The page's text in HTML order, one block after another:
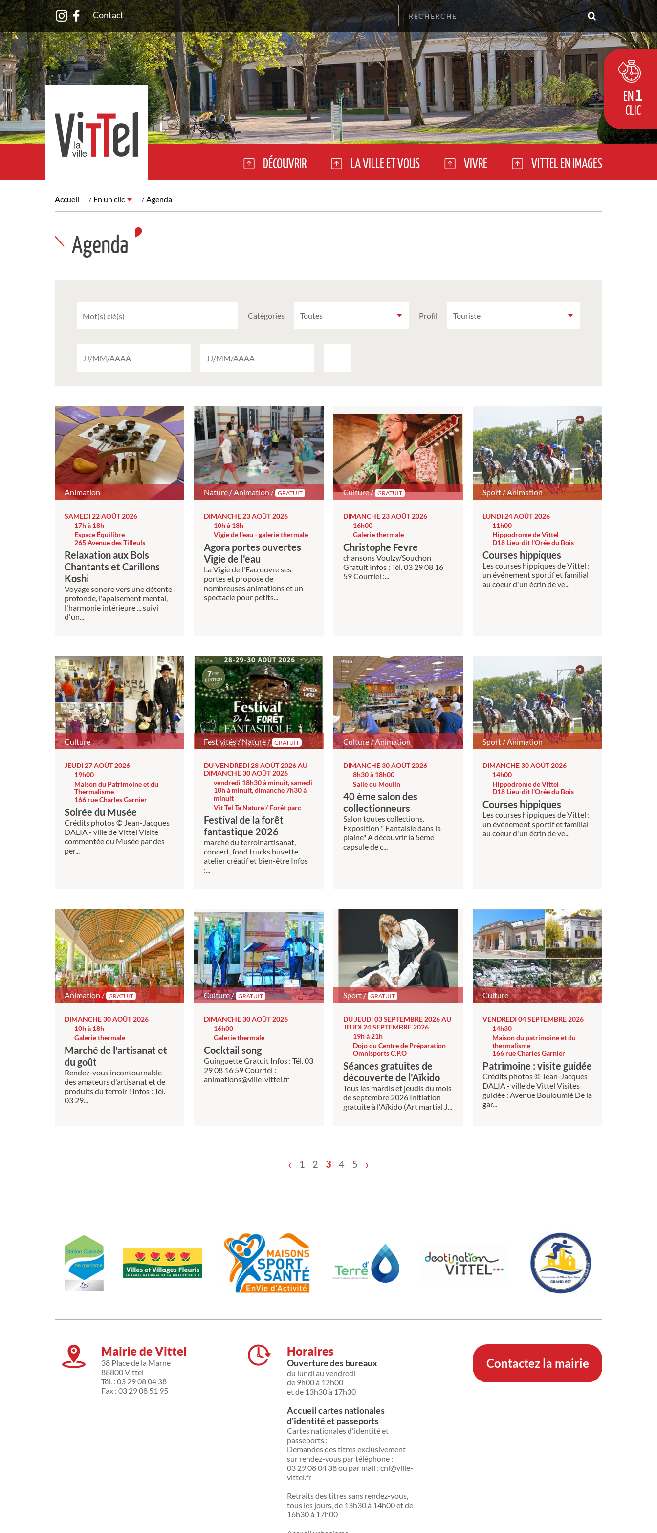
DÉCOUVRIR LA VILLE ET VOUS VIVRE VITTEL EN IMAGES
Contact
EN1
CLIC
Accueil En un clic Agenda
Agenda
Catégories Profil
Animation
SAMEDI 22 AOÛT 2026
17h à 18h
Espace Équilibre
265 Avenue des Tilleuls
Relaxation aux Bols
Chantants et Carillons
Koshi
Voyage sonore vers une détente
profonde, l'apaisement mental,
l'harmonie intérieure ... suivi
d'un...
Nature / Animation / GRATUIT
DIMANCHE 23 AOÛT 2026
10h à 18h
Vigie de l'eau - galerie thermale
Agora portes ouvertes
Vigie de l'eau
La Vigie de l'Eau ouvre ses
portes et propose de
nombreuses animations et un
spectacle pour petits...
Culture / GRATUIT
DIMANCHE 23 AOÛT 2026
16h00
Galerie thermale
Christophe Fevre
chansons Voulzy/Souchon
Gratuit Infos : Tél. 03 29 08 16
59 Courriel :...
Sport / Animation
LUNDI 24 AOÛT 2026
11h00
Hippodrome de Vittel
D18 Lieu-dit l'Orée du Bois
Courses hippiques
Les courses hippiques de Vittel :
un événement sportif et familial
au coeur d'un écrin de ve...
Culture
JEUDI 27 AOÛT 2026
19h00
Maison du Patrimoine et du
Thermalisme
166 rue Charles Garnier
Soirée du Musée
Crédits photos © Jean-Jacques
DALIA - ville de Vittel Visite
commentée du Musée par des
per...
Festivités / Nature / GRATUIT
DU VENDREDI 28 AOÛT 2026 AU
DIMANCHE 30 AOÛT 2026
vendredi 18h30 à minuit, samedi
10h à minuit, dimanche 7h30 à
minuit
Vit Tel Ta Nature / Forêt parc
Festival de la forêt
fantastique 2026
marché du terroir artisanat,
concert, food trucks buvette
atelier créatif et bien-être Infos
:...
Culture / Animation
DIMANCHE 30 AOÛT 2026
8h30 à 18h00
Salle du Moulin
40 ème salon des
collectionneurs
Salon toutes collections.
Exposition " Fantaisie dans la
plaine" A découvrir la 5ème
capsule de c...
Sport / Animation
DIMANCHE 30 AOÛT 2026
14h00
Hippodrome de Vittel
D18 Lieu-dit l'Orée du Bois
Courses hippiques
Les courses hippiques de Vittel :
un événement sportif et familial
au coeur d'un écrin de ve...
Animation / GRATUIT
DIMANCHE 30 AOÛT 2026
10h à 18h
Galerie thermale
Marché de l'artisanat et
du goût
Rendez-vous incontournable
des amateurs d'artisanat et de
produits du terroir ! Infos : Tél.
03 29...
Culture / GRATUIT
DIMANCHE 30 AOÛT 2026
16h00
Galerie thermale
Cocktail song
Guinguette Gratuit Infos : Tél. 03
29 08 16 59 Courriel :
animations@ville-vittel.fr
Sport / GRATUIT
DU JEUDI 03 SEPTEMBRE 2026 AU
JEUDI 24 SEPTEMBRE 2026
19h à 21h
Dojo du Centre de Préparation
Omnisports C.P.O
Séances gratuites de
découverte de l'Aïkido
Tous les mardis et jeudis du mois
de septembre 2026 Initiation
gratuite à l'Aïkido (Art martial J...
Culture
VENDREDI 04 SEPTEMBRE 2026
14h30
Maison du patrimoine et du
thermalisme
166 rue Charles Garnier
Patrimoine : visite guidée
Crédits photos © Jean-Jacques
DALIA - ville de Vittel Visites
guidée : Avenue Bouloumié De la
gar...
‹ 1 2 3 4 5 ›
Mairie de Vittel
38 Place de la Marne
88800 Vittel
Tél. : 03 29 08 04 38
Fax : 03 29 08 51 95
Horaires
Ouverture des bureaux
du lundi au vendredi
de 9h00 à 12h00
et de 13h30 à 17h30
Accueil cartes nationales
d'identité et passeports
Cartes nationales d'identité et
passeports :
Demandes des titres exclusivement
sur rendez-vous par téléphone :
03 29 08 04 38 ou par mail : cni@ville-
vittel.fr
Retraits des titres sans rendez-vous,
tous les jours, de 13h30 à 14h00 et de
16h30 à 17h00
Contactez la mairie